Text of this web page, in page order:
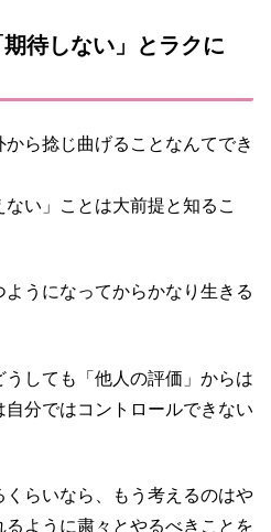
待しない」とラクに
ら捻じ曲げることなんてでき
い」ことは大前提と知るこ
うになってからかなり生きる
しても「他人の評価」からは
分ではコントロールできない
らいなら、もう考えるのはや
ように粛々とやるべきことを